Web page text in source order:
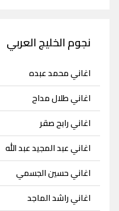
نجوم الخليج العربي
اغاني محمد عبده
اغاني طلال مداح
اغاني رابح صقر
اغاني عبد المجيد عبد الله
اغاني حسين الجسمي
اغاني راشد الماجد